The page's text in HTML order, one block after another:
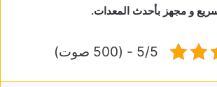
و مجهز بأحدث المعدات.
5/5 - (500 صوت)